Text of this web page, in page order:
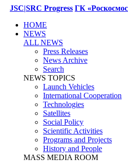
JSC|SRC Progress ГК
HOME
NEWS
ALL NEWS
Press Releases
News Archive
Search
NEWS TOPICS
Launch Vehicles
International Cooperation
Technologies
Satellites
Social Policy
Scientific Activities
Programs and Projects
History and People
MASS MEDIA ROOM